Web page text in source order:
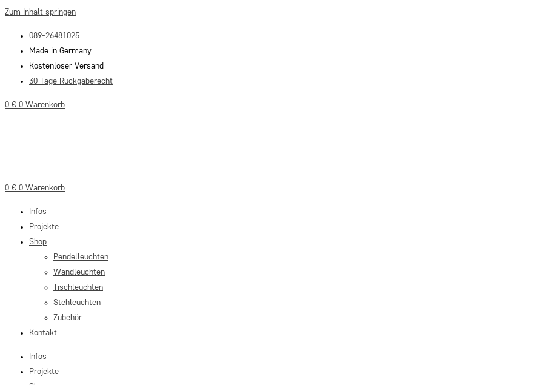
Zum Inhalt springen
089-26481025
Made in Germany
Kostenloser Versand
30 Tage Rückgaberecht
0 € 0 Warenkorb
0 € 0 Warenkorb
Infos
Projekte
Shop
Pendelleuchten
Wandleuchten
Tischleuchten
Stehleuchten
Zubehör
Kontakt
Infos
Projekte